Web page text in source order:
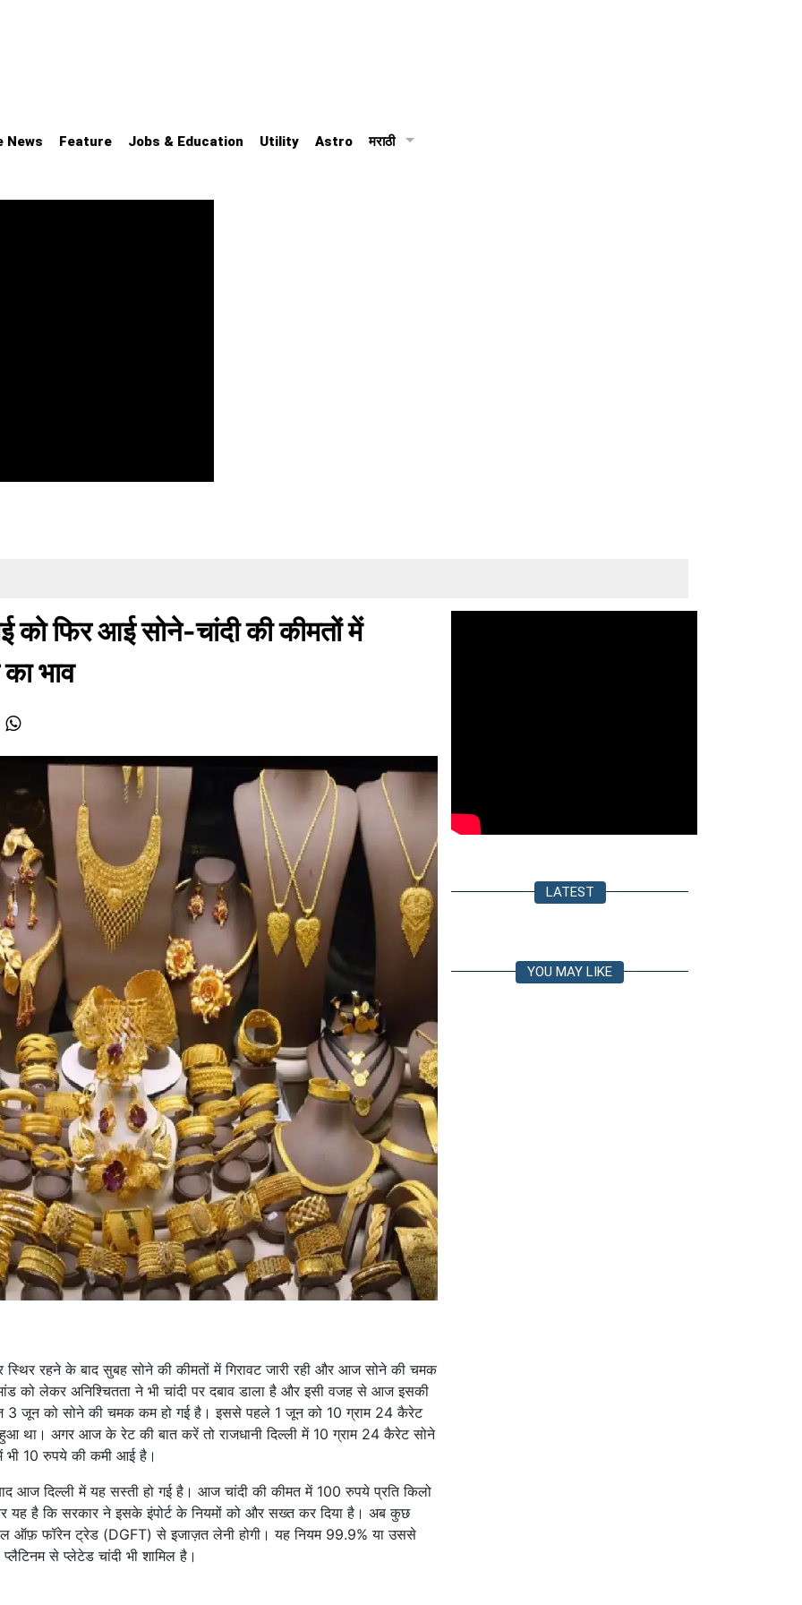
News Feature Jobs & Education Utility Astro मराठी
फिर आई सोने-चांदी की कीमतों में
भाव
स्थिर रहने के बाद सुबह सोने की कीमतों में गिरावट जारी रही और आज सोने की चमक
को लेकर अनिश्चितता ने भी चांदी पर दबाव डाला है और इसी वजह से आज इसकी
3 जून को सोने की चमक कम हो गई है। इससे पहले 1 जून को 10 ग्राम 24 कैरेट
अगर आज के रेट की बात करें तो राजधानी दिल्ली में 10 ग्राम 24 कैरेट सोने
10 रुपये की कमी आई है।
आज दिल्ली में यह सस्ती हो गई है। आज चांदी की कीमत में 100 रुपये प्रति किलो
यह है कि सरकार ने इसके इंपोर्ट के नियमों को और सख्त कर दिया है। अब कुछ
ऑफ़ फॉरेन ट्रेड (DGFT) से इजाज़त लेनी होगी। यह नियम 99.9% या उससे
प्लैटिनम से प्लेटेड चांदी भी शामिल है।
LATEST
YOU MAY LIKE